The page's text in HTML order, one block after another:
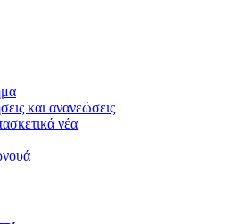
και ανανεώσεις
νέα